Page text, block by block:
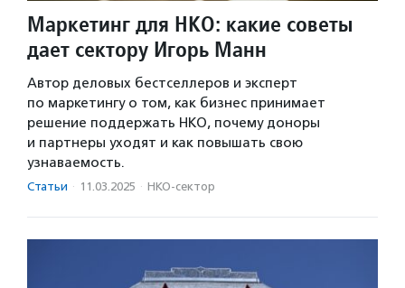
Маркетинг для НКО: какие советы
дает сектору Игорь Манн
Автор деловых бестселлеров и эксперт
по маркетингу о том, как бизнес принимает
решение поддержать НКО, почему доноры
и партнеры уходят и как повышать свою
узнаваемость.
Статьи · 11.03.2025 · НКО-сектор